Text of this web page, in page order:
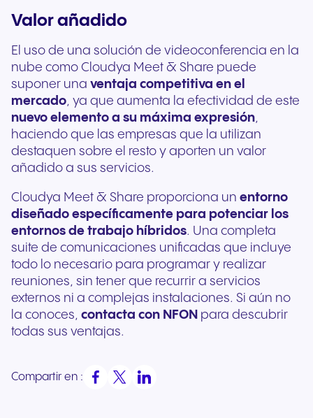
Valor añadido
El uso de una solución de videoconferencia en la
nube como Cloudya Meet & Share puede
suponer una ventaja competitiva en el
mercado, ya que aumenta la efectividad de este
nuevo elemento a su máxima expresión,
haciendo que las empresas que la utilizan
destaquen sobre el resto y aporten un valor
añadido a sus servicios.
Cloudya Meet & Share proporciona un entorno
diseñado específicamente para potenciar los
entornos de trabajo híbridos. Una completa
suite de comunicaciones unificadas que incluye
todo lo necesario para programar y realizar
reuniones, sin tener que recurrir a servicios
externos ni a complejas instalaciones. Si aún no
la conoces, contacta con NFON para descubrir
todas sus ventajas.
Compartir en :